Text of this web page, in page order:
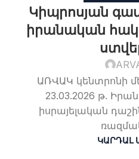
Կիպրոսյան
իրանական
ԱՌՎԱԿ կենտրոնի
23.03.2026 թ.
իսրայելական
ԿԱՐԴԱԼ